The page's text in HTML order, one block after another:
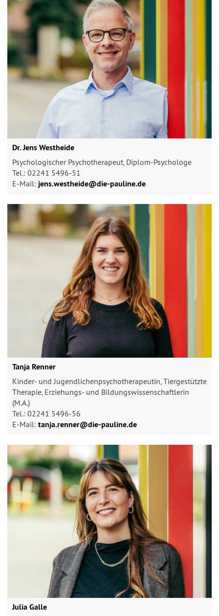
Dr. Jens Westheide
Psychologischer Psychotherapeut, Diplom-Psychologe
Tel.: 02241 5496-51
E-Mail: jens.westheide@​die-pauline.de
Tanja Renner
Kinder- und Jugendlichenpsychotherapeutin, Tiergestützte
Therapie, Erziehungs- und Bildungswissenschaftlerin
(M.A.)
Tel.: 02241 5496-56
E-Mail: tanja.renner@​die-pauline.de
Julia Galle